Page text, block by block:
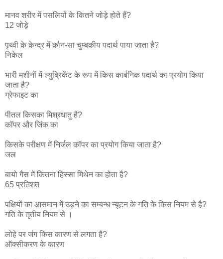
मानव शरीर में पसलियों के कितने जोड़े होते हैं?
12 जोड़े
पृथ्वी के केन्द्र में कौन-सा चुम्बकीय पदार्थ पाया जाता है?
निकेल
भारी मशीनों में ल्युब्रिकेंट के रूप में किस कार्बनिक पदार्थ का प्रयोग किया
जाता है?
ग्रेफाइट का
पीतल किसका मिश्रधातु है?
कॉपर और जिंक का
किसके परीक्षण में निर्जल कॉपर का प्रयोग किया जाता है?
जल
बायो गैस में कितना हिस्सा मिथेन का होता है?
65 प्रतिशत
पक्षियों का आसमान में उड़ने का सम्बन्ध न्यूटन के गति के किस नियम से है?
गति के तृतीय नियम से ।
लोहे पर जंग किस कारण से लगता है?
ऑक्सीकरण के कारण